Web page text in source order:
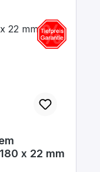
x 22 mm